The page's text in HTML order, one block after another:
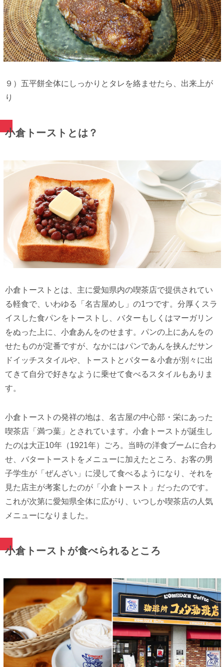
９）五平餅全体にしっかりとタレを絡ませたら、出来上が
り
小倉トーストとは？
小倉トーストとは、主に愛知県内の喫茶店で提供されてい
る軽食で、いわゆる「名古屋めし」の1つです。分厚くスラ
イスした食パンをトーストし、バターもしくはマーガリン
をぬった上に、小倉あんをのせます。パンの上にあんをの
せたものが定番ですが、なかにはパンであんを挟んだサン
ドイッチスタイルや、トーストとバター＆小倉が別々に出
てきて自分で好きなように乗せて食べるスタイルもありま
す。
小倉トーストの発祥の地は、名古屋の中心部・栄にあった
喫茶店「満つ葉」とされています。小倉トーストが誕生し
たのは大正10年（1921年）ごろ。当時の洋食ブームに合わ
せ、バタートーストをメニューに加えたところ、お客の男
子学生が「ぜんざい」に浸して食べるようになり、それを
見た店主が考案したのが「小倉トースト」だったのです。
これが次第に愛知県全体に広がり、いつしか喫茶店の人気
メニューになりました。
小倉トーストが食べられるところ